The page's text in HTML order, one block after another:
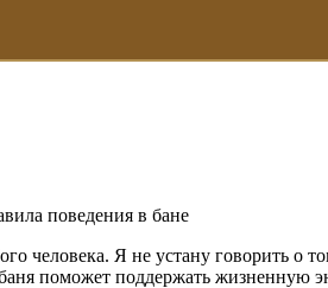
человека. Я не устану говорить о
поможет поддержать жизненную